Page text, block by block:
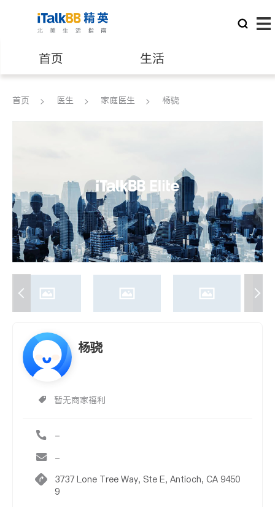
首页 生活
医生 律师
养老 非盈利组织
首页 医生 家庭医生 杨骁
杨骁
暂无商家福利
-
-
3737 Lone Tree Way, Ste E, Antioch, CA 9450
9